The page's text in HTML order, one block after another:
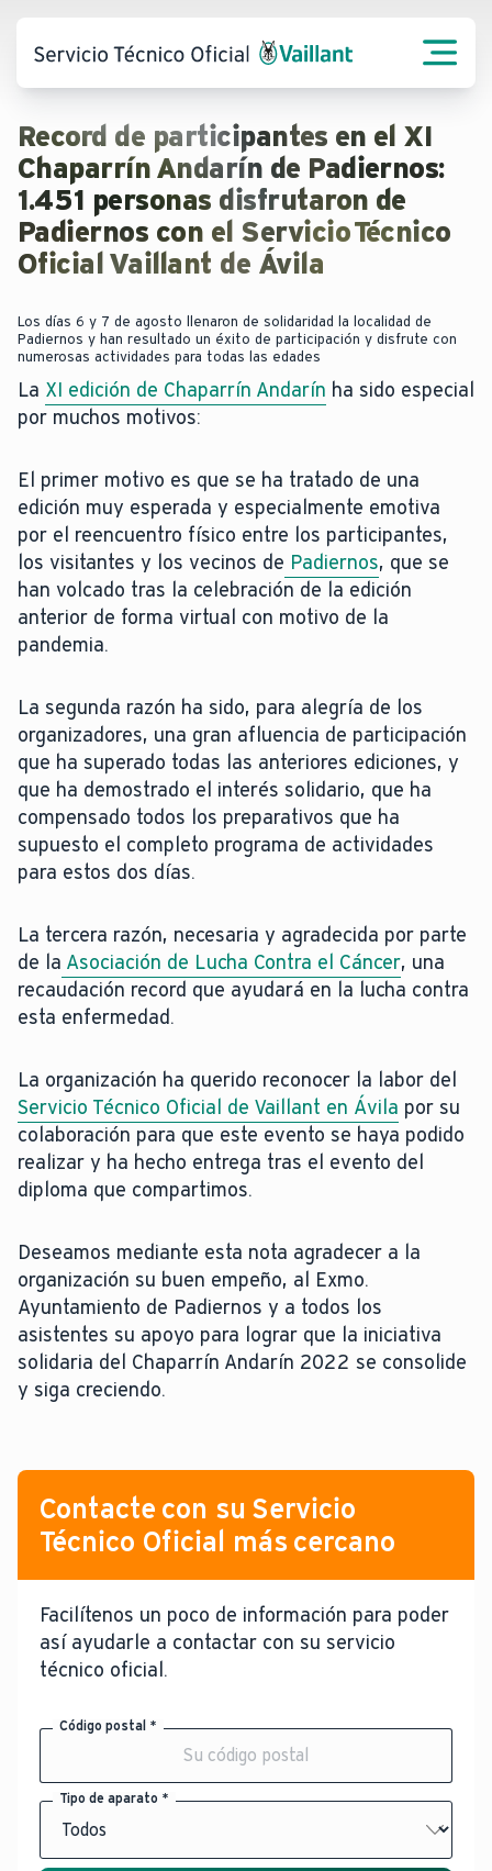
Record de participantes en el XI
Chaparrín Andarín de Padiernos:
1.451 personas disfrutaron de
Padiernos con el Servicio Técnico
Oficial Vaillant de Ávila
Los días 6 y 7 de agosto llenaron de solidaridad la localidad de
Padiernos y han resultado un éxito de participación y disfrute con
numerosas actividades para todas las edades
La XI edición de Chaparrín Andarín ha sido especial
por muchos motivos:
El primer motivo es que se ha tratado de una
edición muy esperada y especialmente emotiva
por el reencuentro físico entre los participantes,
los visitantes y los vecinos de Padiernos, que se
han volcado tras la celebración de la edición
anterior de forma virtual con motivo de la
pandemia.
La segunda razón ha sido, para alegría de los
organizadores, una gran afluencia de participación
que ha superado todas las anteriores ediciones, y
que ha demostrado el interés solidario, que ha
compensado todos los preparativos que ha
supuesto el completo programa de actividades
para estos dos días.
La tercera razón, necesaria y agradecida por parte
de la Asociación de Lucha Contra el Cáncer, una
recaudación record que ayudará en la lucha contra
esta enfermedad.
La organización ha querido reconocer la labor del
Servicio Técnico Oficial de Vaillant en Ávila por su
colaboración para que este evento se haya podido
realizar y ha hecho entrega tras el evento del
diploma que compartimos.
Deseamos mediante esta nota agradecer a la
organización su buen empeño, al Exmo.
Ayuntamiento de Padiernos y a todos los
asistentes su apoyo para lograr que la iniciativa
solidaria del Chaparrín Andarín 2022 se consolide
y siga creciendo.
Contacte con su Servicio
Técnico Oficial más cercano
Facilítenos un poco de información para poder
así ayudarle a contactar con su servicio
técnico oficial.
Código postal *
Tipo de aparato *